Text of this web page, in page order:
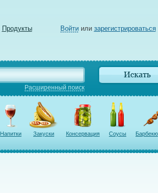
Продукты Войтиили зарегистрироваться
Расширенный поиск
Напитки Закуски Консервация Соусы